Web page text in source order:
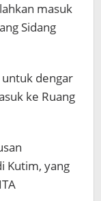
masuk
Sidang
untuk dengar
ke Ruang
Kutim, yang